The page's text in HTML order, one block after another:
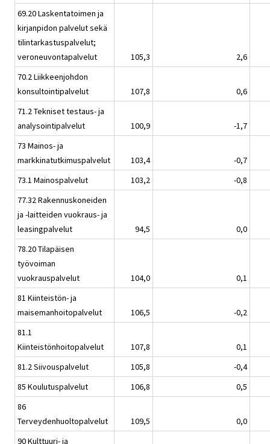
69.20 Laskentatoimen ja
kirjanpidon palvelut sekä
tilintarkastuspalvelut;
veroneuvontapalvelut
105,3
2,6
70.2 Liikkeenjohdon
konsultointipalvelut
107,8
0,6
71.2 Tekniset testaus- ja
analysointipalvelut
100,9
-1,7
73 Mainos- ja
markkinatutkimuspalvelut
103,4
-0,7
73.1 Mainospalvelut
103,2
-0,8
77.32 Rakennuskoneiden
ja -laitteiden vuokraus- ja
leasingpalvelut
94,5
0,0
78.20 Tilapäisen
työvoiman
vuokrauspalvelut
104,0
0,1
81 Kiinteistön- ja
maisemanhoitopalvelut
106,5
-0,2
81.1
Kiinteistönhoitopalvelut
107,8
0,1
81.2 Siivouspalvelut
105,8
-0,4
85 Koulutuspalvelut
106,8
0,5
86
Terveydenhuoltopalvelut
109,5
0,0
90 Kulttuuri- ja